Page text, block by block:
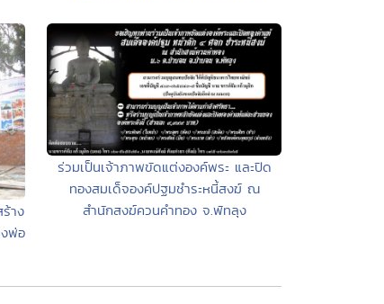
าง
พ่อ
ร่วมเป็นเจ้าภาพขัดแต่งองค์พระ และปิด
ทองสมเด็จองค์ปฐมชำระหนี้สงฆ์ ณ
สำนักสงฆ์ควนคำทอง จ.พัทลุง